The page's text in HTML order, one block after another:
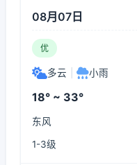
08月07日
优
多云 小雨
18° ~ 33°
东风
1-3级